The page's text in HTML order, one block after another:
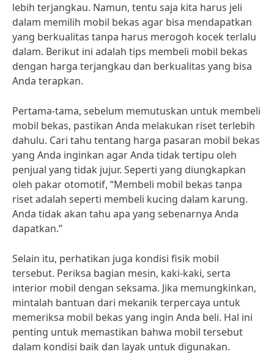
lebih terjangkau. Namun, tentu saja kita harus jeli
dalam memilih mobil bekas agar bisa mendapatkan
yang berkualitas tanpa harus merogoh kocek terlalu
dalam. Berikut ini adalah tips membeli mobil bekas
dengan harga terjangkau dan berkualitas yang bisa
Anda terapkan.
Pertama-tama, sebelum memutuskan untuk membeli
mobil bekas, pastikan Anda melakukan riset terlebih
dahulu. Cari tahu tentang harga pasaran mobil bekas
yang Anda inginkan agar Anda tidak tertipu oleh
penjual yang tidak jujur. Seperti yang diungkapkan
oleh pakar otomotif, “Membeli mobil bekas tanpa
riset adalah seperti membeli kucing dalam karung.
Anda tidak akan tahu apa yang sebenarnya Anda
dapatkan.”
Selain itu, perhatikan juga kondisi fisik mobil
tersebut. Periksa bagian mesin, kaki-kaki, serta
interior mobil dengan seksama. Jika memungkinkan,
mintalah bantuan dari mekanik terpercaya untuk
memeriksa mobil bekas yang ingin Anda beli. Hal ini
penting untuk memastikan bahwa mobil tersebut
dalam kondisi baik dan layak untuk digunakan.